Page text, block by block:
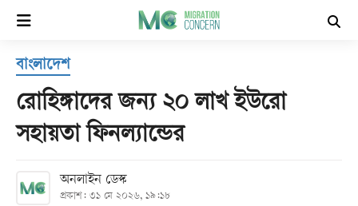
হোম
সর্বশেষ
বিভাগ
বাংলাদেশ
রোহিঙ্গাদের জন্য ২০ লাখ ইউরো
সহায়তা ফিনল্যান্ডের
অনলাইন ডেস্ক
প্রকাশ: ৩১ মে ২০২৬, ১৯:১৮